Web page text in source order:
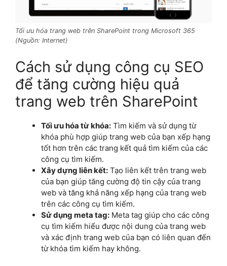
Tối ưu hóa trang web trên SharePoint trong Microsoft 365
(Nguồn: Internet)
Cách sử dụng công cụ SEO
để tăng cường hiệu quả
trang web trên SharePoint
Tối ưu hóa từ khóa: Tìm kiếm và sử dụng từ
khóa phù hợp giúp trang web của bạn xếp hạng
tốt hơn trên các trang kết quả tìm kiếm của các
công cụ tìm kiếm.
Xây dựng liên kết: Tạo liên kết trên trang web
của bạn giúp tăng cường độ tin cậy của trang
web và tăng khả năng xếp hạng của trang web
trên các công cụ tìm kiếm.
Sử dụng meta tag: Meta tag giúp cho các công
cụ tìm kiếm hiểu được nội dung của trang web
và xác định trang web của bạn có liên quan đến
từ khóa tìm kiếm hay không.